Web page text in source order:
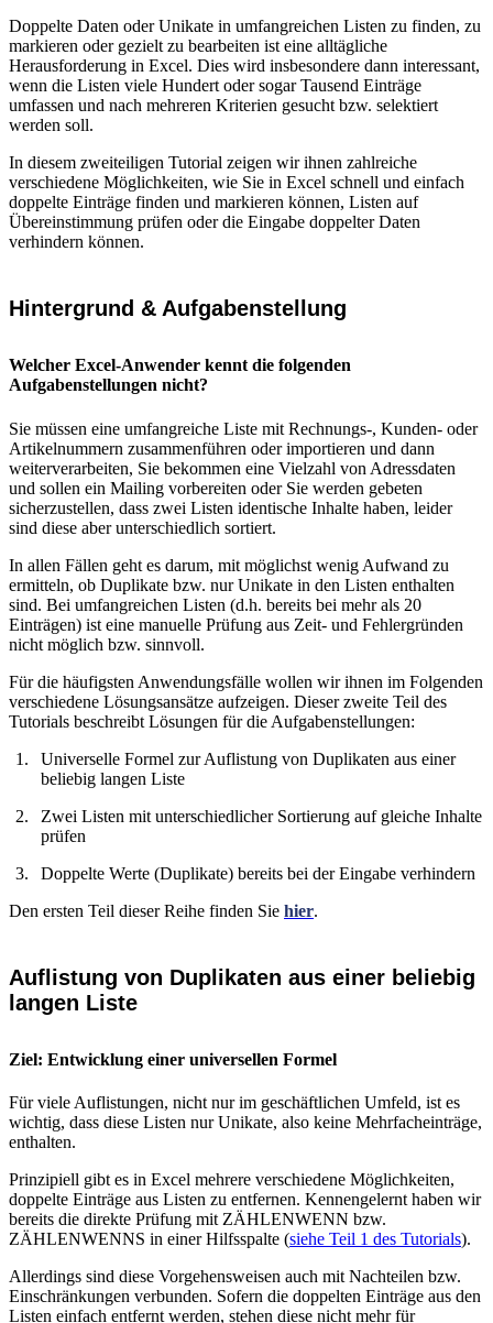
Doppelte Daten oder Unikate in umfangreichen Listen zu finden, zu
markieren oder gezielt zu bearbeiten ist eine alltägliche
Herausforderung in Excel. Dies wird insbesondere dann interessant,
wenn die Listen viele Hundert oder sogar Tausend Einträge
umfassen und nach mehreren Kriterien gesucht bzw. selektiert
werden soll.
In diesem zweiteiligen Tutorial zeigen wir ihnen zahlreiche
verschiedene Möglichkeiten, wie Sie in Excel schnell und einfach
doppelte Einträge finden und markieren können, Listen auf
Übereinstimmung prüfen oder die Eingabe doppelter Daten
verhindern können.
Hintergrund & Aufgabenstellung
Welcher Excel-Anwender kennt die folgenden
Aufgabenstellungen nicht?
Sie müssen eine umfangreiche Liste mit Rechnungs-, Kunden- oder
Artikelnummern zusammenführen oder importieren und dann
weiterverarbeiten, Sie bekommen eine Vielzahl von Adressdaten
und sollen ein Mailing vorbereiten oder Sie werden gebeten
sicherzustellen, dass zwei Listen identische Inhalte haben, leider
sind diese aber unterschiedlich sortiert.
In allen Fällen geht es darum, mit möglichst wenig Aufwand zu
ermitteln, ob Duplikate bzw. nur Unikate in den Listen enthalten
sind. Bei umfangreichen Listen (d.h. bereits bei mehr als 20
Einträgen) ist eine manuelle Prüfung aus Zeit- und Fehlergründen
nicht möglich bzw. sinnvoll.
Für die häufigsten Anwendungsfälle wollen wir ihnen im Folgenden
verschiedene Lösungsansätze aufzeigen. Dieser zweite Teil des
Tutorials beschreibt Lösungen für die Aufgabenstellungen:
Universelle Formel zur Auflistung von Duplikaten aus einer
beliebig langen Liste
Zwei Listen mit unterschiedlicher Sortierung auf gleiche Inhalte
prüfen
Doppelte Werte (Duplikate) bereits bei der Eingabe verhindern
Den ersten Teil dieser Reihe finden Sie hier.
Auflistung von Duplikaten aus einer beliebig
langen Liste
Ziel: Entwicklung einer universellen Formel
Für viele Auflistungen, nicht nur im geschäftlichen Umfeld, ist es
wichtig, dass diese Listen nur Unikate, also keine Mehrfacheinträge,
enthalten.
Prinzipiell gibt es in Excel mehrere verschiedene Möglichkeiten,
doppelte Einträge aus Listen zu entfernen. Kennengelernt haben wir
bereits die direkte Prüfung mit ZÄHLENWENN bzw.
ZÄHLENWENNS in einer Hilfsspalte (siehe Teil 1 des Tutorials).
Allerdings sind diese Vorgehensweisen auch mit Nachteilen bzw.
Einschränkungen verbunden. Sofern die doppelten Einträge aus den
Listen einfach entfernt werden, stehen diese nicht mehr für